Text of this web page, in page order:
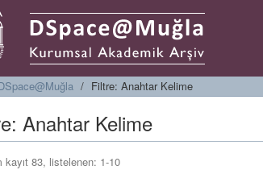
Filtre: Anahtar Kelime
Anahtar Kelime
kayıt 83, listelenen: 1-10